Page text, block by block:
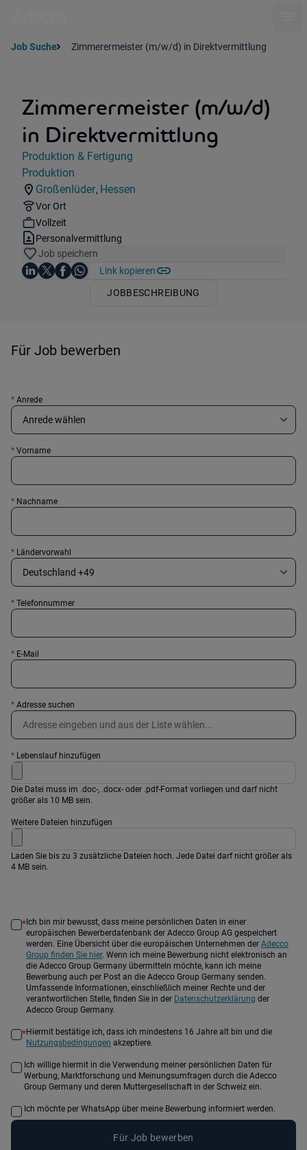
Job Suche Zimmerermeister (m/w/d) in Direktvermittlung
Zimmerermeister (m/w/d)
in Direktvermittlung
Jobdetails
Kategorie:
Produktion & Fertigung
Industry:
Produktion
Standorte:
Großenlüder,
Region:
Hessen
Remote Option:
Vor Ort
Workhours:
Vollzeit
Vertragsart:
Personalvermittlung
Job speichern
Teile diesen Job
Auf LinkedIn teilen
Auf X teilen
Auf Facebook teilen
Auf WhatsApp teilen
Link kopieren
JOBBESCHREIBUNG
Für Job bewerben
* Anrede
* Vorname
* Nachname
* Ländervorwahl
* Telefonnummer
* E-Mail
* Adresse suchen
* Lebenslauf hinzufügen
Die Datei muss im .doc-, .docx- oder .pdf-Format vorliegen und darf nicht
größer als 10 MB sein.
Weitere Dateien hinzufügen
Laden Sie bis zu 3 zusätzliche Dateien hoch. Jede Datei darf nicht größer als
4 MB sein.
*
europäischen Bewerberdatenbank der Adecco Group AG gespeichert
werden. Eine Übersicht über die europäischen Unternehmen der Adecco
Group finden Sie hier. Wenn ich meine Bewerbung nicht elektronisch an
die Adecco Group Germany übermitteln möchte, kann ich meine
Bewerbung auch per Post an die Adecco Group Germany senden.
Umfassende Informationen, einschließlich meiner Rechte und der
verantwortlichen Stelle, finden Sie in der Datenschutzerklärung der
Adecco Group Germany.
*
Hiermit bestätige ich, dass ich mindestens 16 Jahre alt bin und die
Nutzungsbedingungen akzeptiere.
Werbung, Marktforschung und Meinungsumfragen durch die Adecco
Group Germany und deren Muttergesellschaft in der Schweiz ein.
Ich möchte per WhatsApp über meine Bewerbung informiert werden.
Für Job bewerben